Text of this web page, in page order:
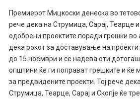
Премиерот Мицкоски денеска во
рече дека на Струмица, Сарај, Теарце
одобрени проектите поради грешки
дека рокот за доставување на
до 15 ноември и се надева оти
општини ќе ги поправат грешките и ќе
за предвидените проекти. Тој рече
Струмица, Теарце, Сарај и Скопје ќе